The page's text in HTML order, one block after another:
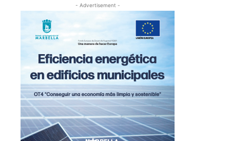
- Advertisement -